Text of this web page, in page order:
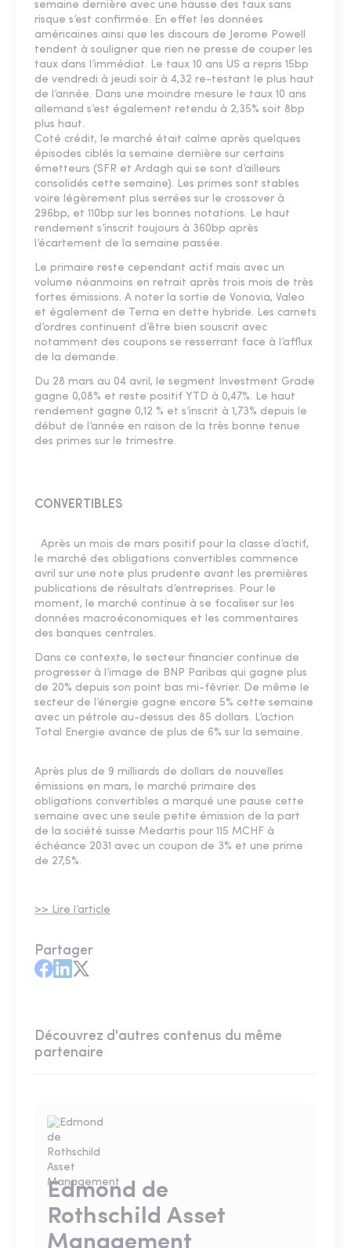
semaine dernière avec une hausse des taux sans
risque s’est confirmée. En effet les données
américaines ainsi que les discours de Jerome Powell
tendent à souligner que rien ne presse de couper les
taux dans l’immédiat. Le taux 10 ans US a repris 15bp
de vendredi à jeudi soir à 4,32 re-testant le plus haut
de l’année. Dans une moindre mesure le taux 10 ans
allemand s’est également retendu à 2,35% soit 8bp
plus haut.
Coté crédit, le marché était calme après quelques
épisodes ciblés la semaine dernière sur certains
émetteurs (SFR et Ardagh qui se sont d’ailleurs
consolidés cette semaine). Les primes sont stables
voire légèrement plus serrées sur le crossover à
296bp, et 110bp sur les bonnes notations. Le haut
rendement s’inscrit toujours à 360bp après
l’écartement de la semaine passée.
Le primaire reste cependant actif mais avec un
volume néanmoins en retrait après trois mois de très
fortes émissions. A noter la sortie de Vonovia, Valeo
et également de Terna en dette hybride. Les carnets
d’ordres continuent d’être bien souscrit avec
notamment des coupons se resserrant face à l’afflux
de la demande.
Du 28 mars au 04 avril, le segment Investment Grade
gagne 0,08% et reste positif YTD à 0,47%. Le haut
rendement gagne 0,12 % et s’inscrit à 1,73% depuis le
début de l’année en raison de la très bonne tenue
des primes sur le trimestre.
CONVERTIBLES
Après un mois de mars positif pour la classe d’actif,
le marché des obligations convertibles commence
avril sur une note plus prudente avant les premières
publications de résultats d’entreprises. Pour le
moment, le marché continue à se focaliser sur les
données macroéconomiques et les commentaires
des banques centrales.
Dans ce contexte, le secteur financier continue de
progresser à l’image de BNP Paribas qui gagne plus
de 20% depuis son point bas mi-février. De même le
secteur de l’énergie gagne encore 5% cette semaine
avec un pétrole au-dessus des 85 dollars. L’action
Total Energie avance de plus de 6% sur la semaine.
Après plus de 9 milliards de dollars de nouvelles
émissions en mars, le marché primaire des
obligations convertibles a marqué une pause cette
semaine avec une seule petite émission de la part
de la société suisse Medartis pour 115 MCHF à
échéance 2031 avec un coupon de 3% et une prime
de 27,5%.
>> Lire l’article
Partager
Découvrez d'autres contenus du même
partenaire
Edmond de
Rothschild Asset
Management